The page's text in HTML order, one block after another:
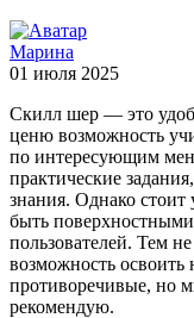
Марина
01 июля 2025
Скилл шер — это
ценю возможность
по интересующим
практические
знания. Однако стоит
быть
пользователей. Тем
возможность
противоречивые, но
рекомендую.